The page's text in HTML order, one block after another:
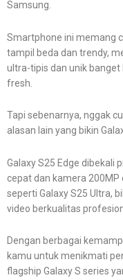
Samsung.
Smartphone ini memang
tampil beda dan trendy,
ultra-tipis dan unik
fresh.
Tapi sebenarnya, nggak
alasan lain yang bikin
Galaxy S25 Edge dibekali
cepat dan kamera
seperti Galaxy S25 Ultra,
video berkualitas
Dengan berbagai
kamu untuk menikmati
flagship Galaxy S series